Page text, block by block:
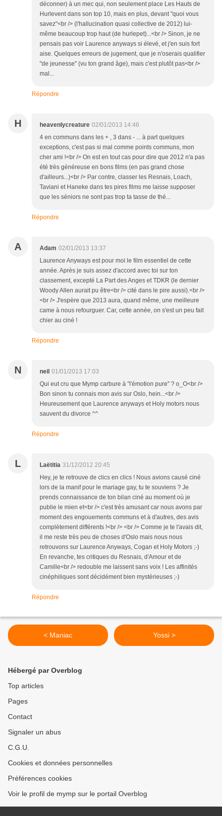
déconner) à un mec qui, non seulement place Les Hauts de
Hurlevent dans son top 10, mais en plus, devant "quoi vous
savez"<br /> (l'hallucination quasi collective de 2012) lui-
même beaucoup trop haut (de hurlepet)...<br /> Sinon, je ne
pensais pas voir Laurence anyways si élevé, et j'en suis fort
aise. Quelques erreurs de jugement, que je n'oserais qualifier
"de jeunesse" (vu ton grand âge), mais c'est plutôt pas<br />
mal...
Répondre
H heavenlycreature 02/01/2013 14:46
4 en communs dans les + , 3 dans - ... à part quelques
exceptions, c'est pas si mal comme points communs, mon
cher ami !<br /> On est en tout cas pour dire que 2012 n'a pas
été très généreuse en bons films (en pas grand chose
d'ailleurs...)<br /> Par contre, classer les Resnais, Loach,
Taviani et Haneke dans tes pires films me laisse supposer
que les séniors ne sont pas trop ta tasse de thé...
Répondre
A Adam 02/01/2013 13:37
Laurence Anyways est pour moi le film essentiel de cette
année. Après je suis assez d'accord avec toi sur ton
classement, excepté La Part des Anges et TDKR (le dernier
Woody Allen aurait pu être<br /> cité dans le pire aussi).<br />
<br /> J'espère que 2013 aura, quand même, une meilleure
came à nous refourguer. Car, cette année, on s'est un peu fait
chier au ciné !
Répondre
N neil 01/01/2013 17:03
Qui eut cru que Mymp carbure à "l'émotion pure" ? o_O<br />
Bon sinon tu connais mon avis sur Oslo, hein...<br />
Heureusement que Laurence anyways et Holy motors nous
sauvent du divorce ^^
Répondre
L Laëtitia 31/12/2012 20:45
Hey, je te retrouve de clics en clics ! Nous avions causé ciné
lors de la manif pour le mariage gay, tu te souviens ? Je
prends connaissance de ton bilan ciné au moment où je
publie le mien et<br /> c'est très amusant car nous avons par
moment des engouements communs et à d'autres, des avis
complètement différents !<br /> <br /> Comme je te l'avais dit,
il me reste très peu de choses d'Oslo mais nous nous
retrouvons sur Laurence Anyways, Cogan et Holy Motors ;-)
En revanche, tes critiques du Resnais, d'Amour et de
Camille<br /> redouble me laissent sans voix ! Les affinités
cinéphiliques sont décidément bien mystérieuses ;-)
Répondre
< Maniac Yossi >
Hébergé par Overblog
Top articles
Pages
Contact
Signaler un abus
C.G.U.
Cookies et données personnelles
Préférences cookies
Voir le profil de mymp sur le portail Overblog